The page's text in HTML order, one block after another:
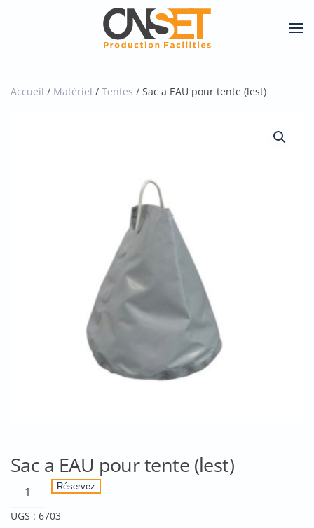
content
Accueil / Matériel / Tentes / Sac a EAU pour tente (lest)
Sac a EAU pour tente (lest)
quantité
Sac
Réservez
UGS : 6703